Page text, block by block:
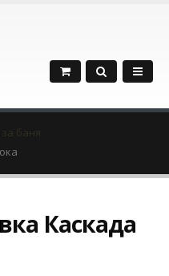
баня
Каскада